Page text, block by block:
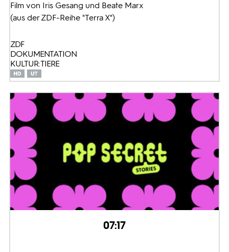
Film von Iris Gesang und Beate Marx
(aus der ZDF-Reihe "Terra X")
ZDF
DOKUMENTATION
KULTUR: TIERE
07:17